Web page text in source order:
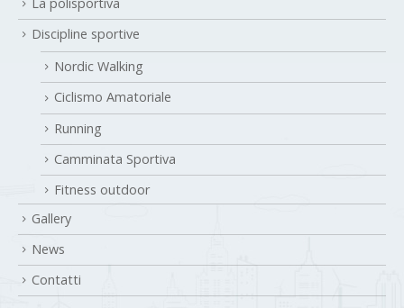
La polisportiva
Discipline sportive
Nordic Walking
Ciclismo Amatoriale
Running
Camminata Sportiva
Fitness outdoor
Gallery
News
Contatti